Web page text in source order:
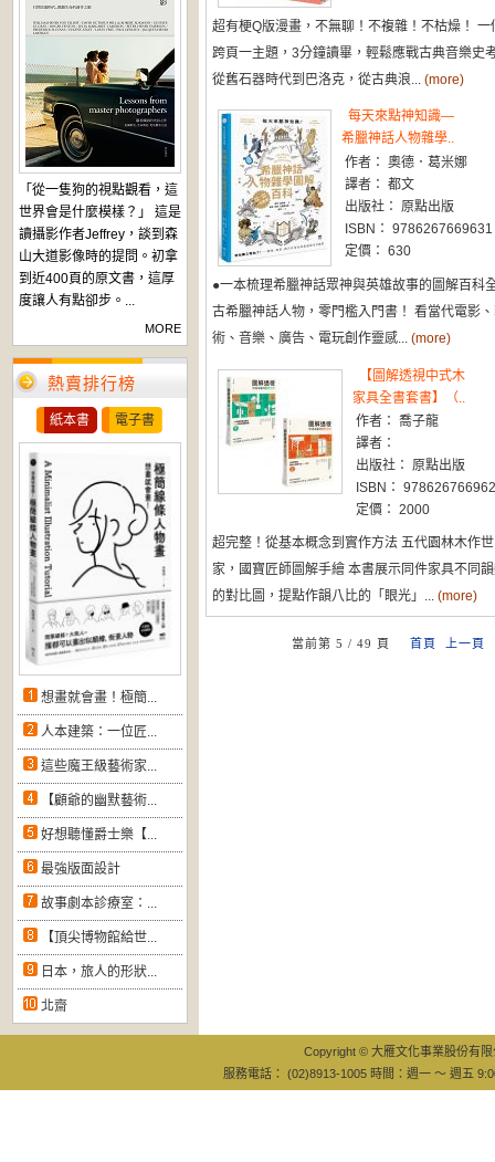
「從一隻狗的視點觀看，這
世界會是什麼模樣？」 這是
讀攝影作者Jeffrey，談到森
山大道影像時的提問。初拿
到近400頁的原文書，這厚
度讓人有點卻步。...
MORE
熱賣排行榜
紙本書 電子書
想畫就會畫！極簡...
人本建築：一位匠...
這些魔王級藝術家...
【顧爺的幽默藝術...
好想聽懂爵士樂【...
最強版面設計
故事劇本診療室：...
【頂尖博物館給世...
日本，旅人的形狀...
北齋
超有梗Q版漫畫，不無聊！不複雜！不枯燥！ 一
跨頁一主題，3分鐘讀畢，輕鬆應戰古典音樂史
從舊石器時代到巴洛克，從古典浪... (more)
每天來點神知識—
希臘神話人物雜學..
作者： 奧德．葛米娜
譯者： 都文
出版社： 原點出版
ISBN： 9786267669631
定價： 630
●一本梳理希臘神話眾神與英雄故事的圖解百科
古希臘神話人物，零門檻入門書！ 看當代電影
術、音樂、廣告、電玩創作靈感... (more)
【圖解透視中式木
家具全書套書】（..
作者： 喬子龍
譯者：
出版社： 原點出版
ISBN：
定價： 2000
超完整！從基本概念到實作方法 五代園林木作世
家，國寶匠師圖解手繪 本書展示同件家具不同
的對比圖，提點作韻八比的「眼光」... (more)
當前第 5 / 49 頁 首頁 上一頁
Copyright © 大雁文化事業股份有
服務電話： (02)8913-1005 時間：週一 ～ 週五